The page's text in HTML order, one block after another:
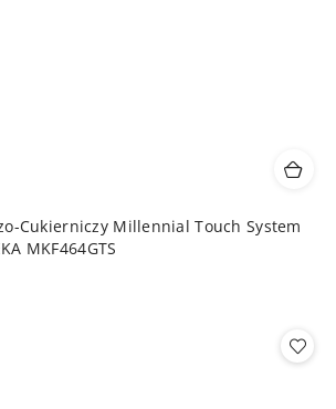
Cukierniczy Millennial Touch System
MKF464GTS